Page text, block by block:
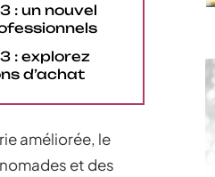
: un nouvel
: explorez
d’achat
améliorée, le
et des